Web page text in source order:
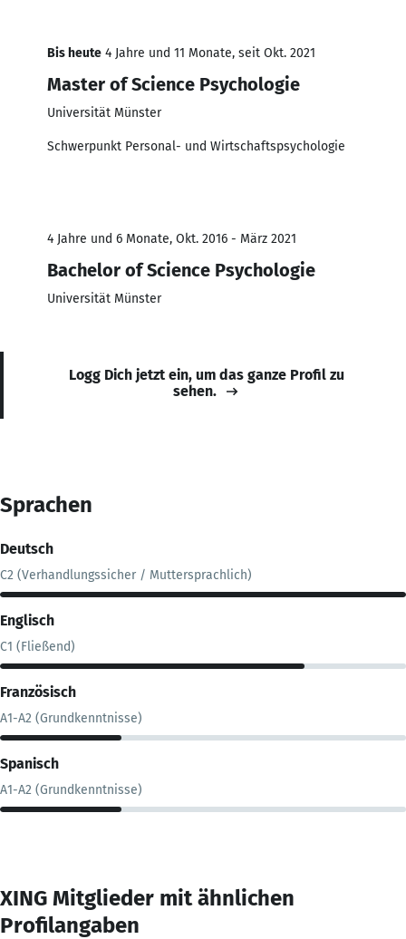
Bis heute 4 Jahre und 11 Monate, seit Okt. 2021
Master of Science Psychologie
Universität Münster
Schwerpunkt Personal- und Wirtschaftspsychologie
4 Jahre und 6 Monate, Okt. 2016 - März 2021
Bachelor of Science Psychologie
Universität Münster
Logg Dich jetzt ein, um das ganze Profil zu
sehen.
Sprachen
Deutsch
C2 (Verhandlungssicher / Muttersprachlich)
Englisch
C1 (Fließend)
Französisch
A1-A2 (Grundkenntnisse)
Spanisch
A1-A2 (Grundkenntnisse)
XING Mitglieder mit ähnlichen
Profilangaben